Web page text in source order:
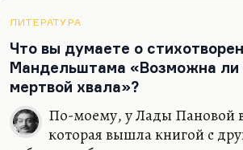
по которым он провожал Любовь
Это суггестивная поэзия, и Блок
универсален, и поздний
так универсален, что их
них абсолютно очевидные) могут…
ЛИТЕРАТУРА
Что вы думаете о
Мандельштама «Возможна
мертвой хвала»?
По-моему, у Лады Пановой
которая вышла книгой с